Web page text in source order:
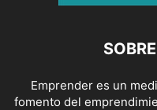
Emprender es un
fomento del